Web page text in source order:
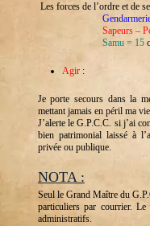
Les forces de l’ordre et de
Sapeurs –
Samu = 15
Agir :
Je porte secours dans la
mettant jamais en péril ma
J’alerte le G.P.C.C. si j’ai
bien patrimonial laissé à
privée ou publique.
NOTA :
Seul le Grand Maître du
particuliers par courrier.
administratifs.